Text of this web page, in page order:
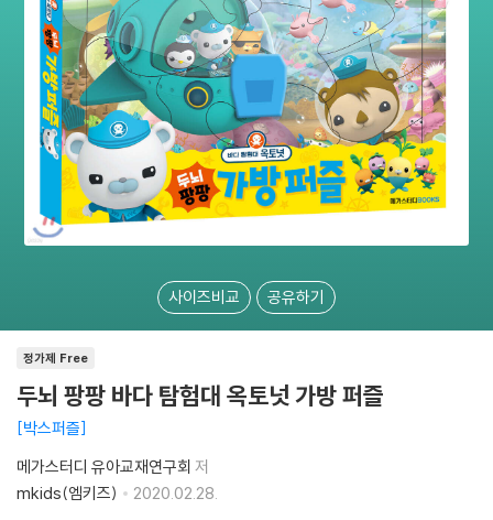
사이즈비교 공유하기
정가제 Free
두뇌 팡팡 바다 탐험대 옥토넛 가방 퍼즐
박스퍼즐
메가스터디 유아교재연구회 저
mkids(엠키즈)
2020.02.28.